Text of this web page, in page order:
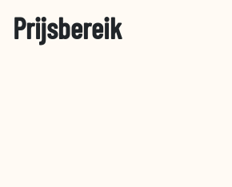
Prijsbereik